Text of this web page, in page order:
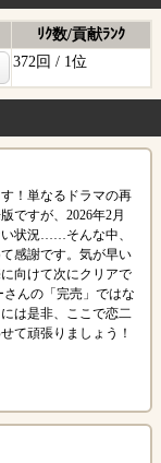
ﾘｸ数/貢献ﾗﾝｸ
372回 / 1位
！単なるドラマの再
ですが、2026年2月
状況……そんな中、
感謝です。気が早い
向けて次にクリアで
んの「完売」ではな
は是非、ここで恋二
て頑張りましょう！